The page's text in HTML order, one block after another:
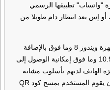
"واتساب" تطبيقها الرسمي
إس بعد انتظار دام طويلا من
ويُتيح التطبيق الجديد لمستخدمي أجهزة ويندوز 8 وما فوق بالإضافة
إلى مستخدمي أجهزة ماك أو إس 10.9 وما فوق إمكانية الوصول إلى
الهاتف لديهم بأسلوب مشابه
لخدمة واتساب ويب، بحيث يكفي أن يقوم المستخدم بمسح كود QR